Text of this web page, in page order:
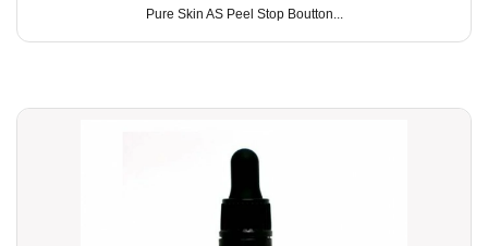
Pure Skin AS Peel Stop Boutton...